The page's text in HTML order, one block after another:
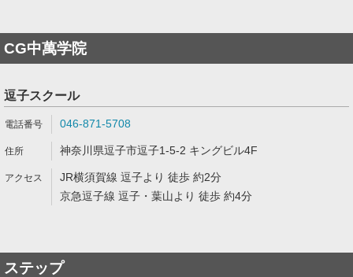
CG中萬学院
逗子スクール
046-871-5708
神奈川県逗子市逗子1-5-2 キングビル4F
JR横須賀線 逗子より 徒歩 約2分
京急逗子線 逗子・葉山より 徒歩 約4分
ステップ